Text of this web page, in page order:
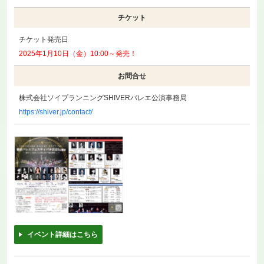
チケット
チケット発売日
2025年1月10日（金）10:00～発売！
お問合せ
株式会社ソイプランニングSHIVERバレエ公演事務局
https://shiver.jp/contact/
イベント詳細はこちら